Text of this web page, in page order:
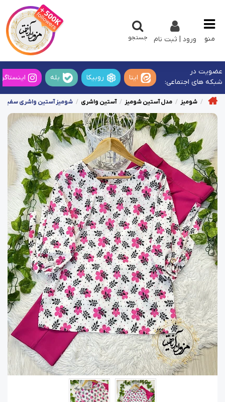
منو ورود | ثبت نام جستجو
عضویت در
شبکه های اجتماعی:
ایتا روبیکا بله
شومیز مدل آستین شومیز آستین واشری شومیز آستین واشری سفید